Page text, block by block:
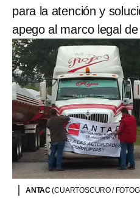
para la atención y
apego al marco legal
ANTAC(CUARTOSCURO /